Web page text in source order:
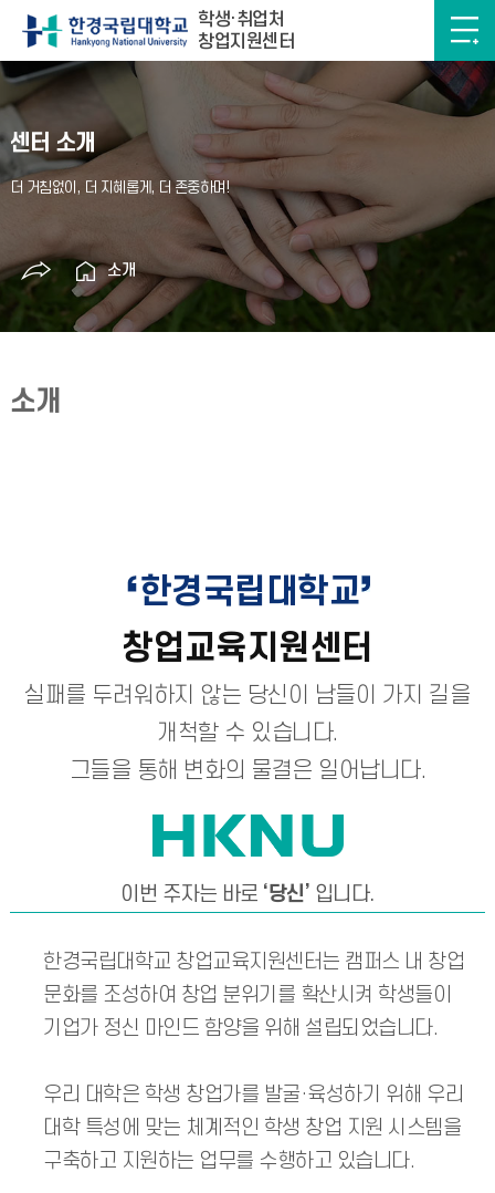
학생·취업처
창업지원센터
센터 소개
소개
소개
한경국립대학교
창업교육지원센터
실패를 두려워하지 않는 당신이 남들이 가지 길을
개척할 수 있습니다.
그들을 통해 변화의 물결은 일어납니다.
이번 주자는 바로 ‘당신’ 입니다.
한경국립대학교 창업교육지원센터는 캠퍼스 내 창업
문화를 조성하여 창업 분위기를 확산시켜 학생들이
기업가 정신 마인드 함양을 위해 설립되었습니다.
우리 대학은 학생 창업가를 발굴·육성하기 위해 우리
대학 특성에 맞는 체계적인 학생 창업 지원 시스템을
구축하고 지원하는 업무를 수행하고 있습니다.